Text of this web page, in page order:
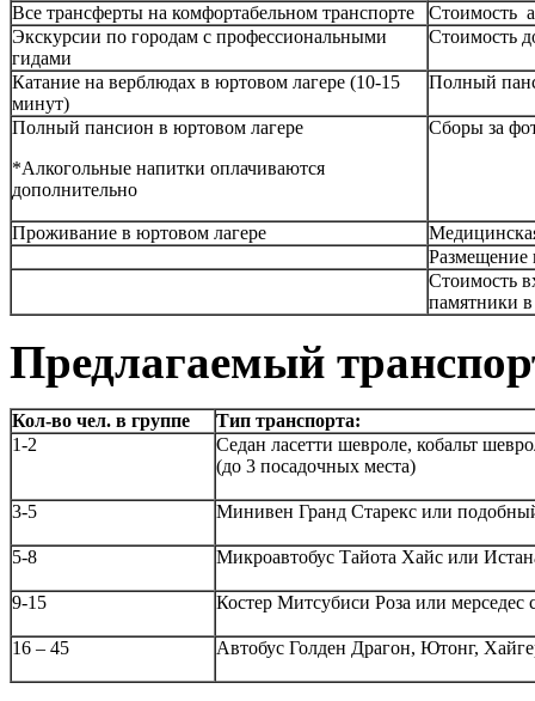
Все трансферты на комфортабельном транспорте
Стоимость
Экскурсии по городам с профессиональными
гидами
Стоимость
Катание на верблюдах в юртовом лагере (10-15
минут)
Полный
Полный пансион в юртовом лагере
*Алкогольные напитки оплачиваются
дополнительно
Cборы за
Проживание в юртовом лагере
Размещение
Стоимость
памятники
Предлагаемый
Кол-во чел. в группе
Тип транспорта:
1-2
Седан ласетти шевроле, кобальт
(до 3 посадочных места)
3-5 Минивен Гранд Старекс или
5-8 Микроавтобус Тайота Хайс или
9-15 Костер Митсубиси Роза или мерседес
16 – 45 Автобус Голден Драгон, Ютонг,